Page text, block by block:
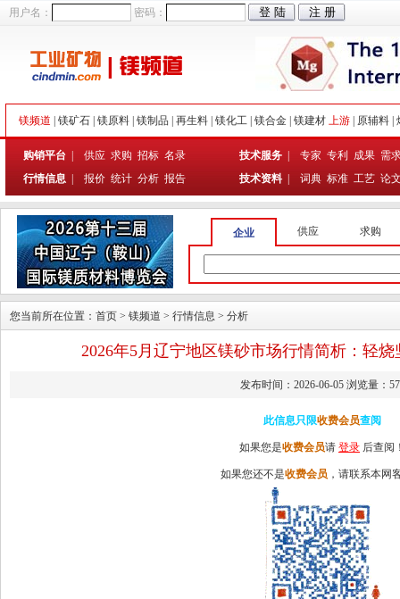
用户名： 密码：
镁频道 镁矿石 镁原料 镁制品 再生料 镁化工 镁合金 镁建材 上游 原辅料
购销平台 供应 求购 招标 名录
行情信息
报价 统计 分析 报告
技术服务 专家 专利 成果 需
技术资料
词典 标准 工艺 论
企业 供应 求购
您当前所在位置： 首页 > 镁频道 > 行情信息 > 分析
2026年5月辽宁地区镁砂市场行情简析：轻
发布时间：2026-06-05 浏览量：
此信息只限收费会员查阅
如果您是收费会员请 登录 后查阅
如果您还不是收费会员 ，请联系本网